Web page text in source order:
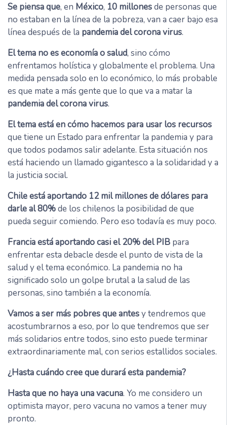
Se piensa que, en México, 10 millonesde personas que
no estaban en la línea de la pobreza, van a caer bajo esa
línea después de la pandemia del corona virus.
El tema no es economía o salud, sino cómo
enfrentamos holística y globalmente el problema. Una
medida pensada solo en lo económico, lo más probable
es que mate a más gente que lo que va a matar la
pandemia del corona virus.
El tema está en cómo hacemos para usar los recursos
que tiene un Estado para enfrentar la pandemia y para
que todos podamos salir adelante. Esta situación nos
está haciendo un llamado gigantesco a la solidaridad y a
la justicia social.
Chile está aportando 12 mil millones de dólares para
darle al 80%de los chilenos la posibilidad de que
pueda seguir comiendo. Pero eso todavía es muy poco.
Francia está aportando casi el 20% del PIB para
enfrentar esta debacle desde el punto de vista de la
salud y el tema económico. La pandemia no ha
significado solo un golpe brutal a la salud de las
personas, sino también a la economía.
Vamos a ser más pobres que antesy tendremos que
acostumbrarnos a eso, por lo que tendremos que ser
más solidarios entre todos, sino esto puede terminar
extraordinariamente mal, con serios estallidos sociales.
¿Hasta cuándo cree que durará esta pandemia?
Hasta que no haya una vacuna. Yo me considero un
optimista mayor, pero vacuna no vamos a tener muy
pronto.